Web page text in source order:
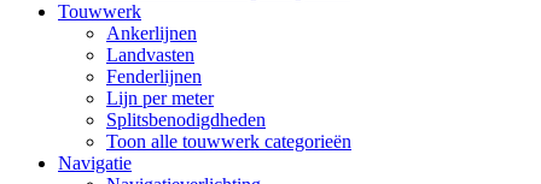
Touwwerk
Ankerlijnen
Landvasten
Fenderlijnen
Lijn per meter
Splitsbenodigdheden
Toon alle touwwerk categorieën
Navigatie